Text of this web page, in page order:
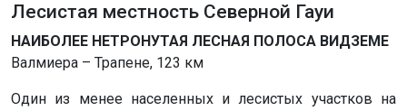
Лесистая местность Северной Гауи
НАИБОЛЕЕ НЕТРОНУТАЯ ЛЕСНАЯ ПОЛОСА ВИДЗЕМЕ
Валмиера – Трапене, 123 км
Один из менее населенных и лесистых участков на